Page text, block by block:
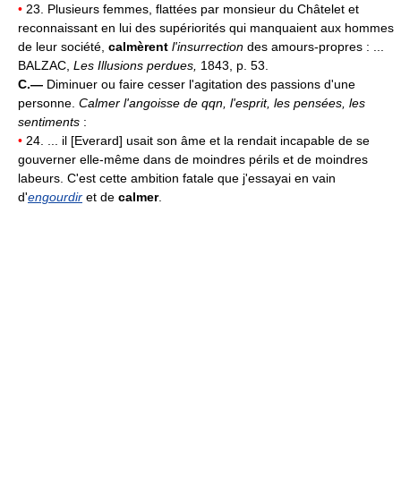
• 23. Plusieurs femmes, flattées par monsieur du Châtelet et
reconnaissant en lui des supériorités qui manquaient aux hommes
de leur société, calmèrent l'insurrection des amours-propres : ...
BALZAC, Les Illusions perdues, 1843, p. 53.
C.— Diminuer ou faire cesser l'agitation des passions d'une
personne. Calmer l'angoisse de qqn, l'esprit, les pensées, les
sentiments :
• 24. ... il [Everard] usait son âme et la rendait incapable de se
gouverner elle-même dans de moindres périls et de moindres
labeurs. C'est cette ambition fatale que j'essayai en vain
d'engourdir et de calmer.